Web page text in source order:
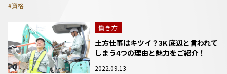
#資格
働き方
土方仕事はキツイ？3K 底辺と言われて
しまう4つの理由と魅力をご紹介！
2022.09.13